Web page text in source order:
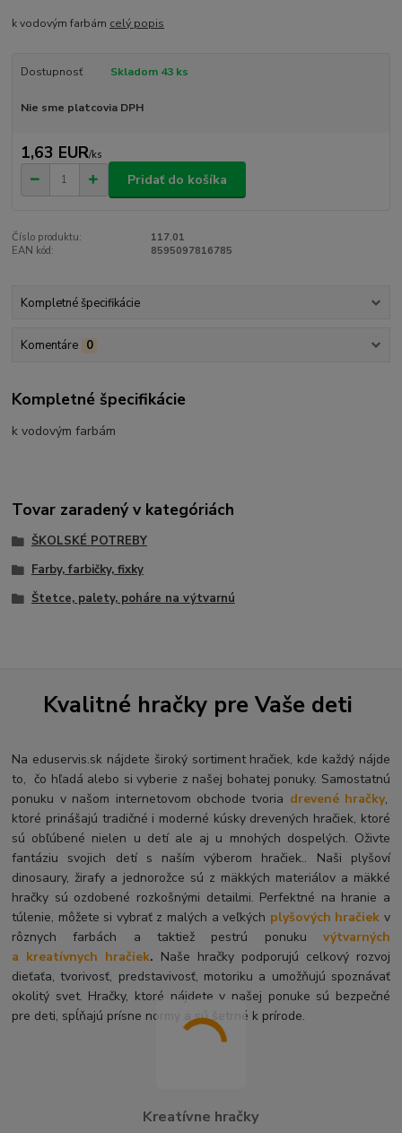
k vodovým farbám celý popis
Dostupnosť Skladom 43 ks
Nie sme platcovia DPH
1,63 EUR/ks
Pridať do košíka
Číslo produktu:
117.01
EAN kód:
8595097816785
Kompletné špecifikácie
Komentáre 0
Kompletné špecifikácie
k vodovým farbám
Tovar zaradený v kategóriách
ŠKOLSKÉ POTREBY
Farby, farbičky, fixky
Štetce, palety, poháre na výtvarnú
Kvalitné hračky pre Vaše deti
Na eduservis.sk nájdete široký sortiment hračiek, kde každý nájde
to, čo hľadá alebo si vyberie z našej bohatej ponuky. Samostatnú
ponuku v našom internetovom obchode tvoria drevené hračky,
ktoré prinášajú tradičné i moderné kúsky drevených hračiek, ktoré
sú obľúbené nielen u detí ale aj u mnohých dospelých. Oživte
fantáziu svojich detí s naším výberom hračiek.. Naši plyšoví
dinosaury, žirafy a jednorožce sú z mäkkých materiálov a mäkké
hračky sú ozdobené rozkošnými detailmi. Perfektné na hranie a
túlenie, môžete si vybrať z malých a veľkých plyšových hračiek v
rôznych farbách a taktiež pestrú ponuku výtvarných
a kreatívnych hračiek. Naše hračky podporujú celkový rozvoj
dieťaťa, tvorivosť, predstavivosť, motoriku a umožňujú spoznávať
okolitý svet. Hračky, ktoré nájdete v našej ponuke sú bezpečné
pre deti, spĺňajú prísne normy a sú šetrné k prírode.
Kreatívne hračky